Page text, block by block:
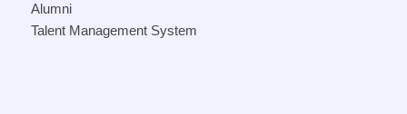
Alumni
Talent Management System